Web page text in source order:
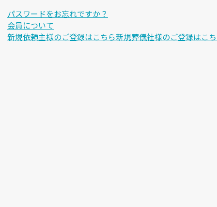
パスワードをお忘れですか？
会員について
新規依頼主様のご登録はこちら新規葬儀社様のご登録はこ